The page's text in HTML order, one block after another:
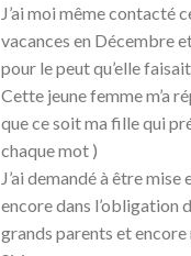
J’ai moi même
vacances en Décembre
pour le peut qu’elle
Cette jeune femme m’a
que ce soit ma fille qui
chaque mot )
J’ai demandé à être
encore dans l’obligation
grands parents et